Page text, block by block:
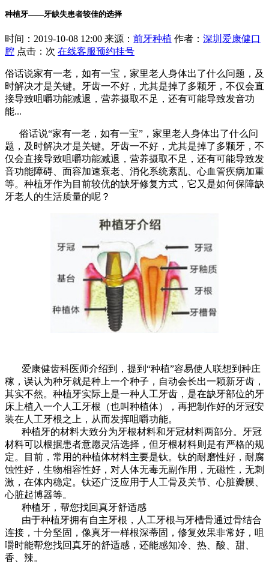
种植牙——牙缺失患者较佳的选择
时间：2019-10-08 12:00 来源： 前牙种植 作者： 深圳爱康健口
腔 点击： 次 在线客服预约挂号
俗话说家有一老，如有一宝，家里老人身体出了什么问题，及
时解决才是关键。牙齿一不好，尤其是掉了多颗牙，不仅会直
接导致咀嚼功能减退，营养摄取不足，还有可能导致发音功
能...
俗话说“家有一老，如有一宝”，家里老人身体出了什么问
题，及时解决才是关键。牙齿一不好，尤其是掉了多颗牙，不
仅会直接导致咀嚼功能减退，营养摄取不足，还有可能导致发
音功能障碍、面容加速衰老、消化系统紊乱、心血管疾病加重
等。种植牙作为目前较优的缺牙修复方式，它又是如何保障缺
牙老人的生活质量的呢？
爱康健齿科医师介绍到，提到“种植”容易使人联想到种庄
稼，误认为种牙就是种上一个种子，自动会长出一颗新牙齿，
其实不然。种植牙实际上是一种人工牙齿，是在缺牙部位的牙
床上植入一个人工牙根（也叫种植体），再把制作好的牙冠安
装在人工牙根之上，从而发挥咀嚼功能。
种植牙的材料大致分为牙根材料和牙冠材料两部分。牙冠
材料可以根据患者意愿灵活选择，但牙根材料则是有严格的规
定。目前，常用的种植体材料主要是钛。钛的耐磨性好，耐腐
蚀性好，生物相容性好，对人体无毒无副作用，无磁性，无刺
激，在体内稳定。钛还广泛应用于人工骨及关节、心脏瓣膜、
心脏起博器等。
种植牙，帮您找回真牙舒适感
由于种植牙拥有自主牙根，人工牙根与牙槽骨通过骨结合
连接，十分坚固，像真牙一样根深蒂固，修复效果非常好，咀
嚼时能帮您找回真牙的舒适感，还能感知冷、热、酸、甜、
香、辣。